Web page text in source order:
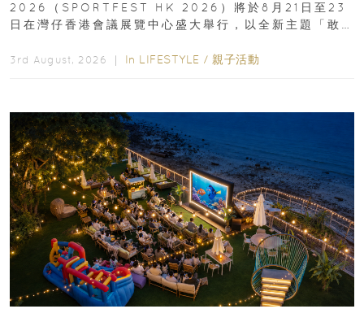
2026（SPORTFEST HK 2026）將於8月21日至23
日在灣仔香港會議展覽中心盛大舉行，以全新主題「敢
3rd August, 2026 ｜ In LIFESTYLE / 親子活動